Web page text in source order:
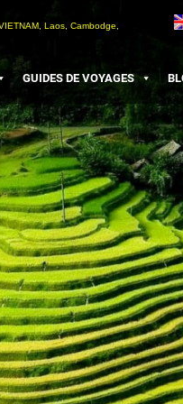
Laos, Cambodge,
GUIDES DE VOYAGES